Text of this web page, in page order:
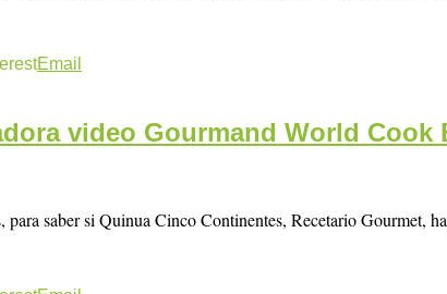
Email
video Gourmand World Cook
para saber si Quinua Cinco Continentes, Recetario